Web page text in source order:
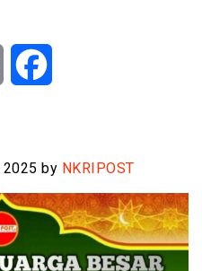
Email
2025 by NKRIPOST